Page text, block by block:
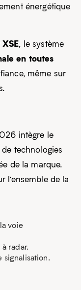
énergétique
, le système
en toutes
même sur
intègre le
technologies
de la marque.
l’ensemble de la
voie
radar.
signalisation.